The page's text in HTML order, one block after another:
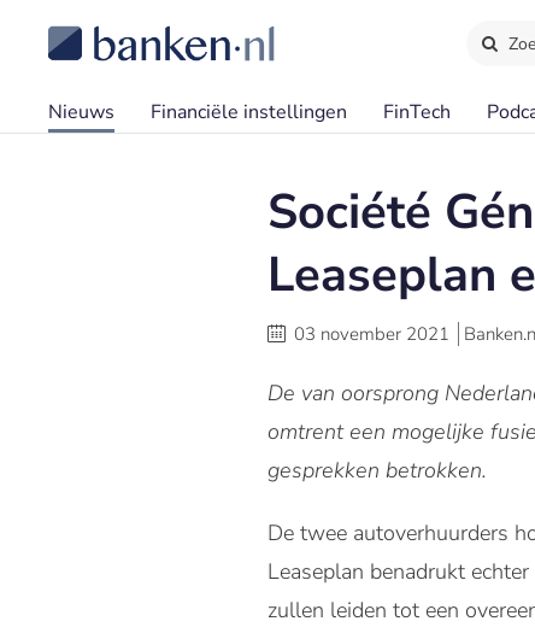
Nieuws Financiële instellingen FinTech
Société
Leaseplan
03 november 2021
De van oorsprong
omtrent een mogelijke
gesprekken betrokken.
De twee autoverhuurders
Leaseplan benadrukt
zullen leiden tot een